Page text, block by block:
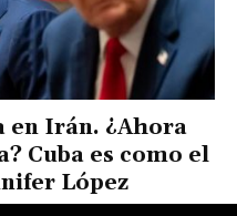
en Irán. ¿Ahora
Cuba es como el
López